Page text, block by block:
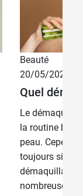
3,49 €
3,49 €
Beauté
20/05/2026
Quel
Le
la routine
peau.
toujours
démaquillant
nombreuses